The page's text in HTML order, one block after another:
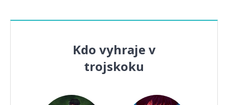
Kdo vyhraje v
trojskoku